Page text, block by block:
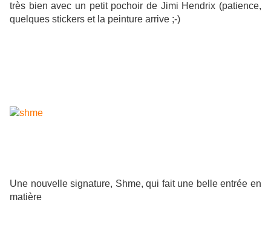
très bien avec un petit pochoir de Jimi Hendrix (patience,
quelques stickers et la peinture arrive ;-)
Une nouvelle signature, Shme, qui fait une belle entrée en
matière